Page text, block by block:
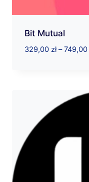
Bit Mutual
329,00 zł – 749,00